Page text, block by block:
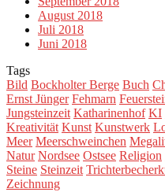
August 2018
Juli 2018
Juni 2018
Tags
Bild Bockholter Berge Buch
Ernst Jünger Fehmarn
Jungsteinzeit Katharinenhof KI
Kreativität Kunst Kunstwerk
Meer Meerschweinchen
Natur Nordsee Ostsee Religion
Steine Steinzeit
Zeichnung